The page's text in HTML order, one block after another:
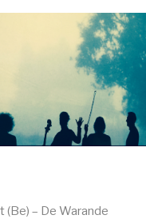
(Be) – De Warande